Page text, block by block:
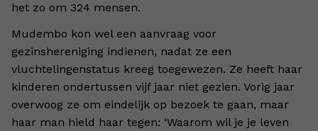
het zo om 324 mensen.
Mudembo kon wel een aanvraag voor
gezinshereniging indienen, nadat ze een
vluchtelingenstatus kreeg toegewezen. Ze heeft haar
kinderen ondertussen vijf jaar niet gezien. Vorig jaar
overwoog ze om eindelijk op bezoek te gaan, maar
haar man hield haar tegen: ‘Waarom wil je je leven